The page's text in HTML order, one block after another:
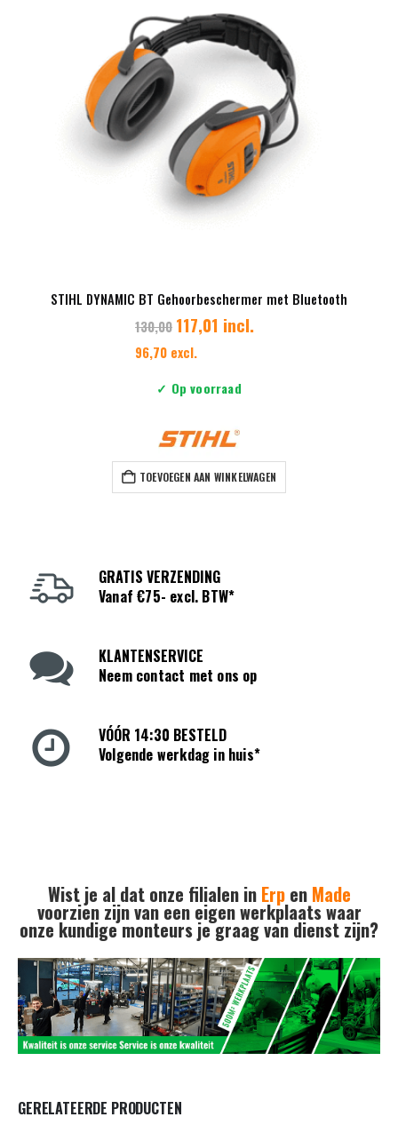
STIHL DYNAMIC BT Gehoorbeschermer met Bluetooth
130,00 117,01 incl.
96,70 excl.
✓ Op voorraad
TOEVOEGEN AAN WINKELWAGEN
GRATIS VERZENDING
Vanaf €75- excl. BTW*
KLANTENSERVICE
Neem contact met ons op
VÓÓR 14:30 BESTELD
Volgende werkdag in huis*
Wist je al dat onze filialen in Erpen Made
voorzien zijn van een eigen werkplaats waar
onze kundige monteurs je graag van dienst zijn?
GERELATEERDE PRODUCTEN